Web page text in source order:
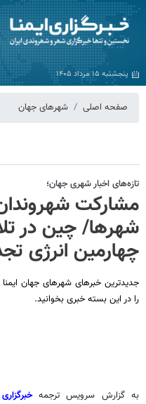
پنجشنبه ۱۵ مرداد ۱۴۰۵
صفحه اصلی شهرهای جهان
تازه‌های اخبار شهری جهان؛
مشارکت
شهرها/ چین در
چهارمین انرژی
جدیدترین خبرهای شهرهای جهان ایمنا
را در این بسته خبری بخوانید.
به گزارش سرویس ترجمهخبرگزاری